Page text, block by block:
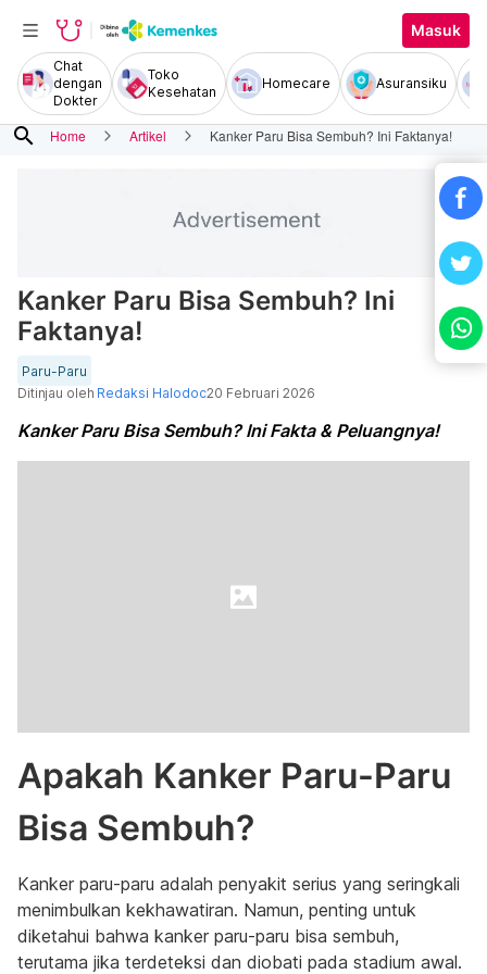
Masuk
Chat
dengan
Dokter
Toko
Kesehatan
Homecare Asuransiku
search Home Artikel Kanker Paru Bisa Sembuh? Ini Faktanya!
Kanker Paru Bisa Sembuh? Ini
Faktanya!
Paru-Paru
Ditinjau oleh Redaksi Halodoc20 Februari 2026
Kanker Paru Bisa Sembuh? Ini Fakta & Peluangnya!
Apakah Kanker Paru-Paru
Bisa Sembuh?
Kanker paru-paru adalah penyakit serius yang seringkali
menimbulkan kekhawatiran. Namun, penting untuk
diketahui bahwa kanker paru-paru bisa sembuh,
terutama jika terdeteksi dan diobati pada stadium awal.